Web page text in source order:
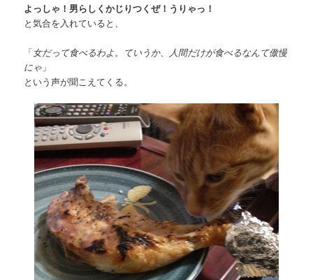
よっしゃ！男らしくかじりつくぜ！うりゃっ！
と気合を入れていると、
「女だって食べるわよ。ていうか、人間だけが食べるなんて傲慢
にゃ 」
という声が聞こえてくる。